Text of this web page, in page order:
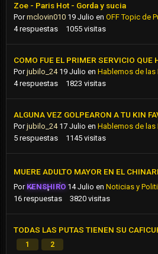
Zoe - Paris Hot - Gorda y sucia
Pormclovin010 19 Julio en OFF Topic de
4 respuestas 1055 visitas
COMO FUE EL PRIMER SERVICIO QUE
Porjubilo_24 19 Julio en Hablemos de las
4 respuestas 1823 visitas
ALGUNA VEZ GOLPEARON A TU KIN
Porjubilo_24 17 Julio en Hablemos de las
5 respuestas 1145 visitas
MUERE ADULTO MAYOR EN EL
Por KENSHIRO 14 Julio enNoticias y
16 respuestas 3820 visitas
TODAS LAS PUTAS TIENEN SU
1 2